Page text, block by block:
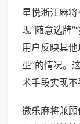
星悦浙江麻
现“随意选牌
用户反映其他
型”的情况。
术手段实现不
微乐麻将兼顾